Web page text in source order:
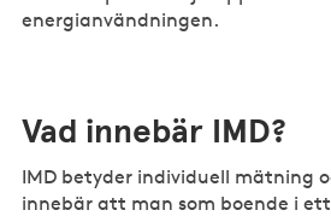
energianvändningen.
Vad innebär IMD?
IMD betyder individuell mätning
innebär att man som boende i